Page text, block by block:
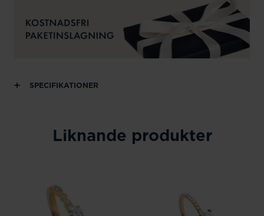
SPECIFIKATIONER
Liknande produkter